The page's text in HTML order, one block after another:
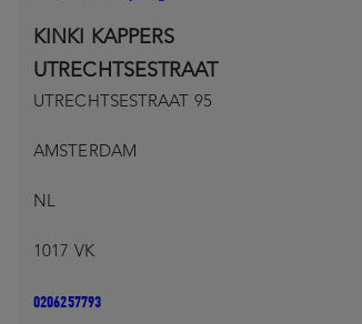
KINKI KAPPERS
UTRECHTSESTRAAT
UTRECHTSESTRAAT 95
AMSTERDAM
NL
1017 VK
0206257793